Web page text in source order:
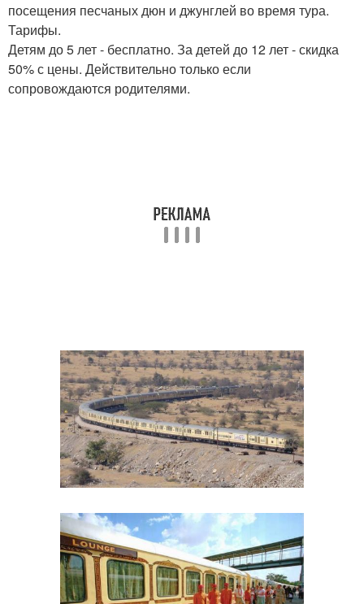
посещения песчаных дюн и джунглей во время тура.
Тарифы.
Детям до 5 лет - бесплатно. За детей до 12 лет - скидка
50% с цены. Действительно только если
сопровождаются родителями.